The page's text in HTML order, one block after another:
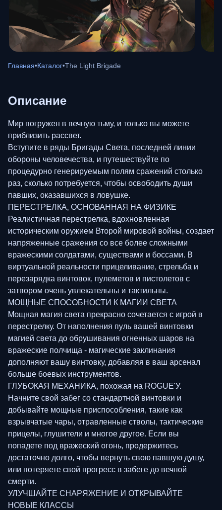
Главная•Каталог•The Light Brigade
Описание
Мир погружен в вечную тьму, и только вы можете
приблизить рассвет.
Вступите в ряды Бригады Света, последней линии
обороны человечества, и путешествуйте по
процедурно генерируемым полям сражений столько
раз, сколько потребуется, чтобы освободить души
павших, оказавшихся в ловушке.
ПЕРЕСТРЕЛКА, ОСНОВАННАЯ НА ФИЗИКЕ
Реалистичная перестрелка, вдохновленная
историческим оружием Второй мировой войны, создает
напряженные сражения со все более сложными
вражескими солдатами, существами и боссами. В
виртуальной реальности прицеливание, стрельба и
перезарядка винтовок, пулеметов и пистолетов с
затвором очень увлекательны и тактильны.
МОЩНЫЕ СПОСОБНОСТИ К МАГИИ СВЕТА
Мощная магия света прекрасно сочетается с игрой в
перестрелку. От наполнения пуль вашей винтовки
магией света до обрушивания огненных шаров на
вражеские полчища - магические заклинания
дополняют вашу винтовку, добавляя в ваш арсенал
больше боевых инструментов.
ГЛУБОКАЯ МЕХАНИКА, похожая на ROGUE'У.
Начните свой забег со стандартной винтовки и
добывайте мощные приспособления, такие как
взрывчатые чары, отравленные стволы, тактические
прицелы, глушители и многое другое. Если вы
попадете под вражеский огонь, продержитесь
достаточно долго, чтобы вернуть свою павшую душу,
или потеряете свой прогресс в забеге до вечной
смерти.
УЛУЧШАЙТЕ СНАРЯЖЕНИЕ И ОТКРЫВАЙТЕ
НОВЫЕ КЛАССЫ